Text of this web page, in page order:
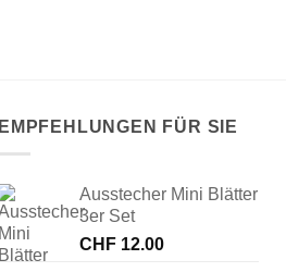
EMPFEHLUNGEN FÜR SIE
Ausstecher Mini Blätter
3er Set
CHF 12.00